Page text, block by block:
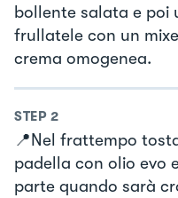
bollente salata e poi
frullatele con un
crema omogenea.
STEP 2
📍Nel frattempo
padella con olio evo
parte quando sarà